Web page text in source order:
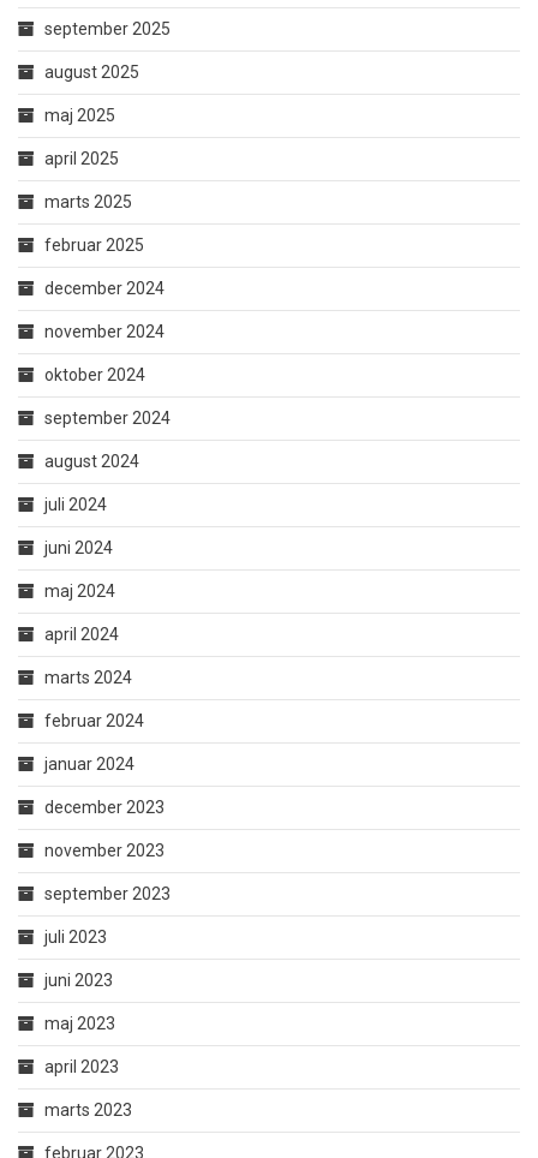
september 2025
august 2025
maj 2025
april 2025
marts 2025
februar 2025
december 2024
november 2024
oktober 2024
september 2024
august 2024
juli 2024
juni 2024
maj 2024
april 2024
marts 2024
februar 2024
januar 2024
december 2023
november 2023
september 2023
juli 2023
juni 2023
maj 2023
april 2023
marts 2023
februar 2023